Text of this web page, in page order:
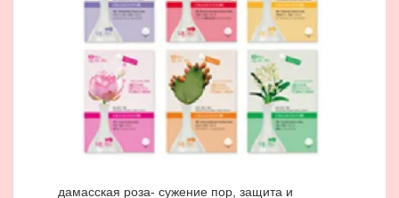
дамасская роза- сужение пор, защита и